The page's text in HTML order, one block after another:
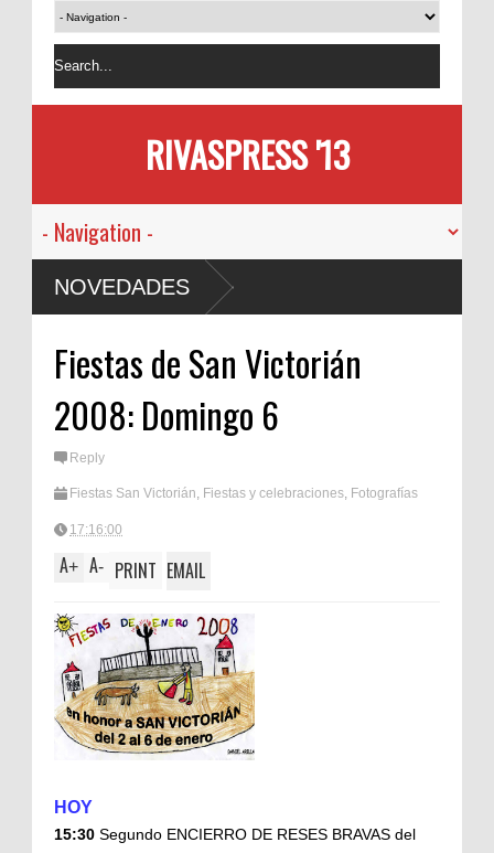
RIVASPRESS '13
NOVEDADES
Fiestas de San Victorián
2008: Domingo 6
Reply
Fiestas San Victorián, Fiestas y celebraciones, Fotografías
17:16:00
A+ A- PRINT EMAIL
HOY
15:30 Segundo ENCIERRO DE RESES BRAVAS del